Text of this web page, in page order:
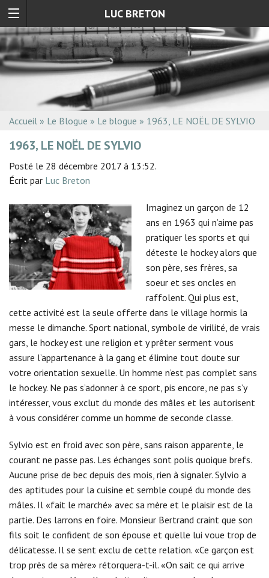
LUC BRETON
Accueil » Le Blogue » Le blogue » 1963, LE NOËL DE SYLVIO
1963, LE NOËL DE SYLVIO
Posté le 28 décembre 2017 à 13:52.
Écrit par Luc Breton
Imaginez un garçon de 12
ans en 1963 qui n’aime pas
pratiquer les sports et qui
déteste le hockey alors que
son père, ses frères, sa
soeur et ses oncles en
raffolent. Qui plus est,
cette activité est la seule offerte dans le village hormis la
messe le dimanche. Sport national, symbole de virilité, de vrais
gars, le hockey est une religion et y prêter serment vous
assure l’appartenance à la gang et élimine tout doute sur
votre orientation sexuelle. Un homme n’est pas complet sans
le hockey. Ne pas s’adonner à ce sport, pis encore, ne pas s’y
intéresser, vous exclut du monde des mâles et les autorisent
à vous considérer comme un homme de seconde classe.
Sylvio est en froid avec son père, sans raison apparente, le
courant ne passe pas. Les échanges sont polis quoique brefs.
Aucune prise de bec depuis des mois, rien à signaler. Sylvio a
des aptitudes pour la cuisine et semble coupé du monde des
mâles. Il «fait le marché» avec sa mère et le plaisir est de la
partie. Des larrons en foire. Monsieur Bertrand craint que son
fils soit le confident de son épouse et qu’elle lui voue trop de
délicatesse. Il se sent exclu de cette relation. «Ce garçon est
trop près de sa mère» rétorquera-t-il. «On sait ce qui arrive